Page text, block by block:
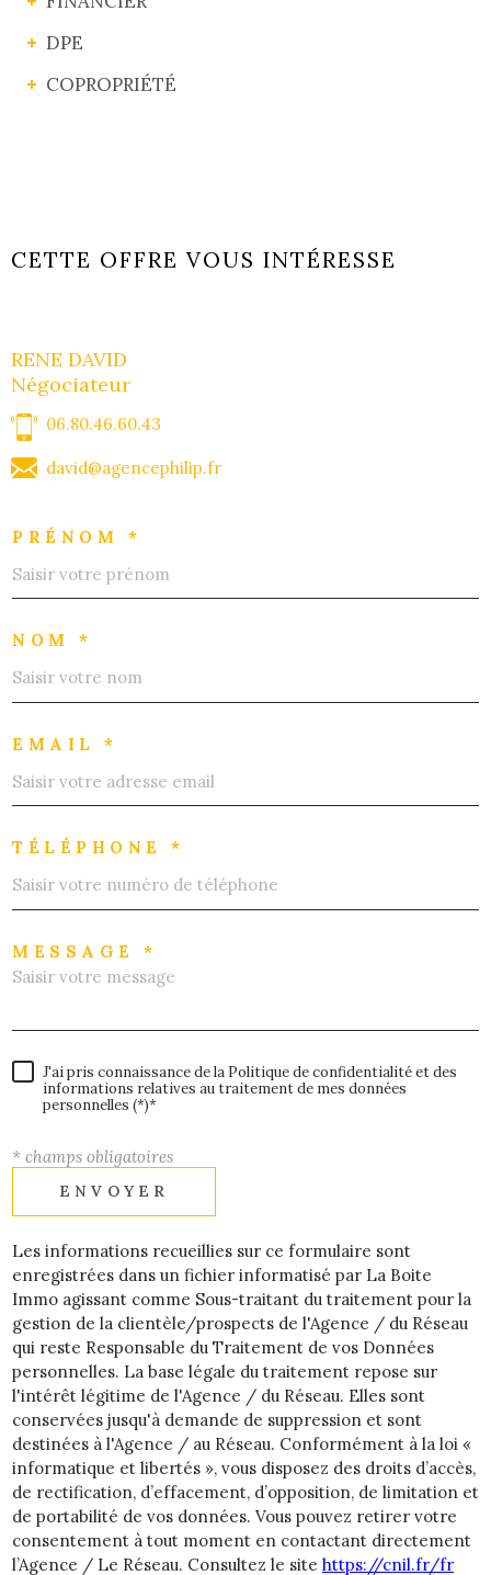
DPE
COPROPRIÉTÉ
CETTE OFFRE VOUS INTÉRESSE
RENE DAVID
Négociateur
06.80.46.60.43
david@agencephilip.fr
PRÉNOM *
NOM *
EMAIL *
TÉLÉPHONE *
MESSAGE *
J'ai pris connaissance de la Politique de confidentialité et des
informations relatives au traitement de mes données
personnelles (*)*
* champs obligatoires
ENVOYER
Les informations recueillies sur ce formulaire sont
enregistrées dans un fichier informatisé par La Boite
Immo agissant comme Sous-traitant du traitement pour la
gestion de la clientèle/prospects de l'Agence / du Réseau
qui reste Responsable du Traitement de vos Données
personnelles. La base légale du traitement repose sur
l'intérêt légitime de l'Agence / du Réseau. Elles sont
conservées jusqu'à demande de suppression et sont
destinées à l'Agence / au Réseau. Conformément à la loi «
informatique et libertés », vous disposez des droits d’accès,
de rectification, d’effacement, d’opposition, de limitation et
de portabilité de vos données. Vous pouvez retirer votre
consentement à tout moment en contactant directement
l’Agence / Le Réseau. Consultez le site https://cnil.fr/fr